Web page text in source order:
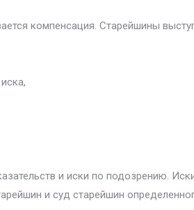
компенсация. Старейшины
и иски по подозрению.
и суд старейшин